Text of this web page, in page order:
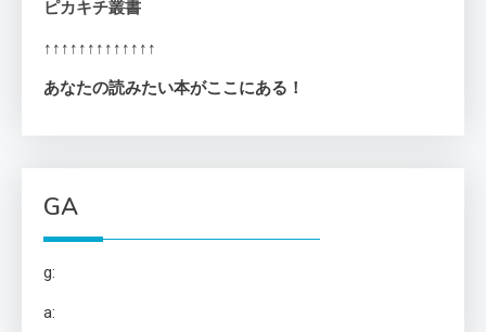
ピカキチ叢書
↑↑↑↑↑↑↑↑↑↑↑↑↑
あなたの読みたい本がここにある！
GA
g:
a: